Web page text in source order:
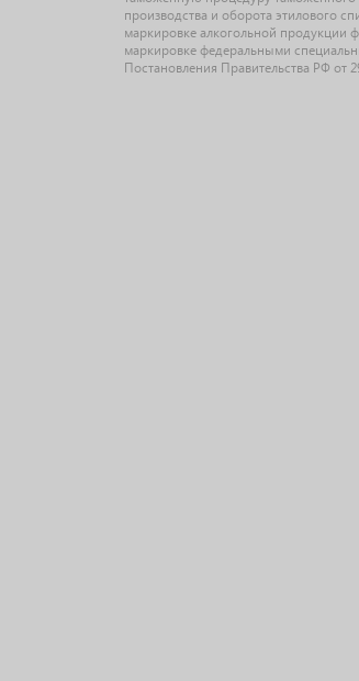
производства и оборота этилового
маркировке алкогольной продукции
маркировке федеральными
Постановления Правительства РФ от